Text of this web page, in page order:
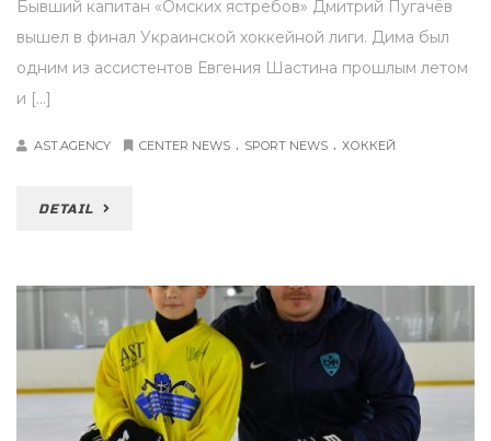
Бывший капитан «Омских ястребов» Дмитрий Пугачёв
вышел в финал Украинской хоккейной лиги. Дима был
одним из ассистентов Евгения Шастина прошлым летом
и […]
AST.AGENCY CENTER NEWS . SPORT NEWS . ХОККЕЙ
DETAIL